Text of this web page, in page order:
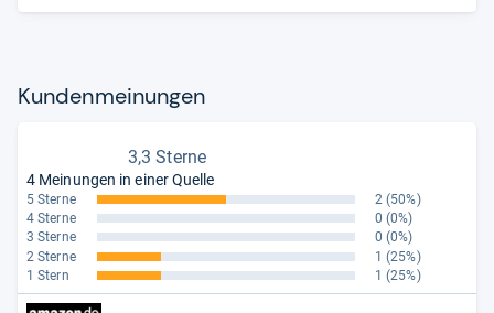
Kun­den­mei­nun­gen
3,3 Sterne
4 Meinungen in einer Quelle
5 Sterne 2 (50%)
4 Sterne
0 (0%)
3 Sterne
0 (0%)
2 Sterne
1 (25%)
1 Stern
1 (25%)